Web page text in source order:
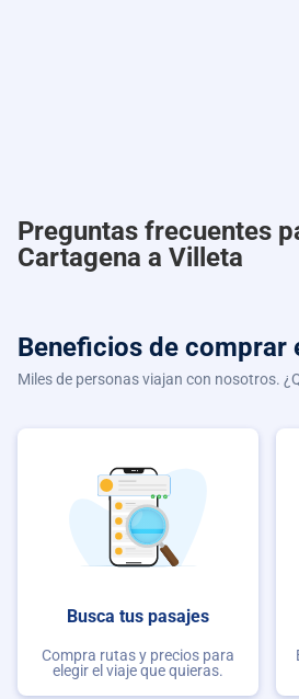
Preguntas frecuentes
Cartagena a Villeta
Beneficios de comprar
Miles de personas viajan con nosotros.
Busca tus pasajes
Compra rutas y precios para
elegir el viaje que quieras.